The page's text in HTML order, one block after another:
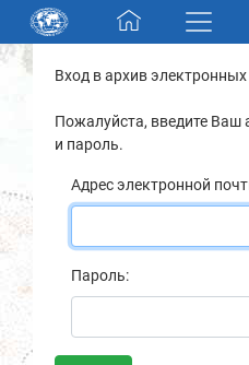
Skip navigation
Разделы и коллекции
Электронный каталог
Новости
О нас
Контакты
Вход в архив электронных
Пожалуйста, введите Ваш
и пароль.
Адрес электронной
Пароль: